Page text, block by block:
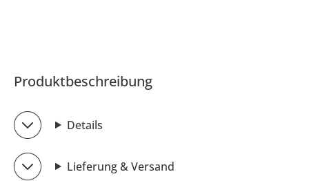
Produktbeschreibung
Details
Lieferung & Versand